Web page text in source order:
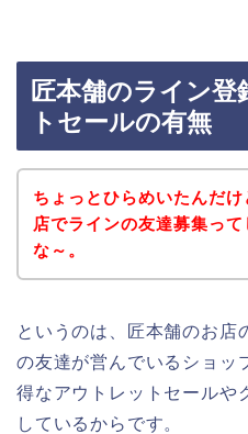
匠本舗のライン登
トセールの有無
ちょっとひらめいたんだ
店でラインの友達募集っ
な～。
というのは、匠本舗のお店
の友達が営んでいるショッ
得なアウトレットセールや
しているからです。